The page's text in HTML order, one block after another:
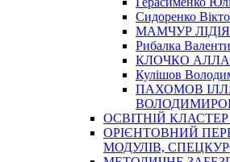
Сидоренко
МАМЧУР
Рибалка
КЛОЧКО АЛЛА
Кулішов
ПАХОМОВ
ОСВІТНІЙ
ОРІЄНТОВНИЙ
МОДУЛІВ,